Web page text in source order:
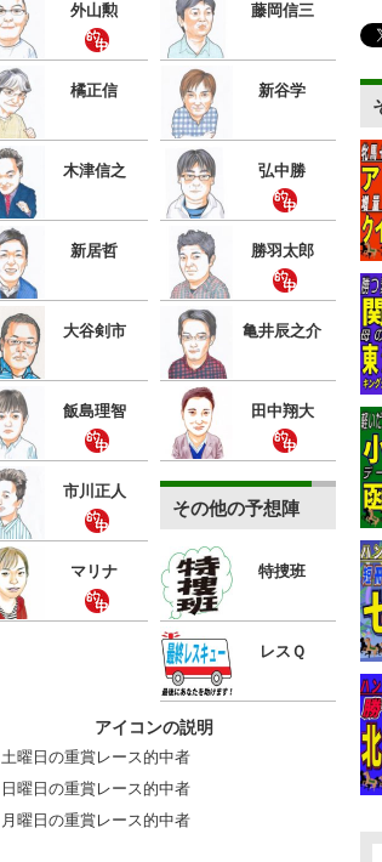
外山勲
橘正信
木津信之
新居哲
大谷剣市
飯島理智
市川正人
マリナ
藤岡信三
新谷学
弘中勝
勝羽太郎
亀井辰之介
田中翔大
その他の予想陣
特捜班
レスＱ
アイコンの説明
土曜日の重賞レース的中者
日曜日の重賞レース的中者
月曜日の重賞レース的中者